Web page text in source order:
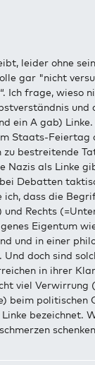
leider ohne
gar "nicht
Ich frage, wieso
ein A gab)
Staats-
zu bestreitende
Nazis als Linke
Debatten
ich, dass die
Rechts
Eigentum
und in einer
doch sind
in ihrer
viel Verwirrung
beim politischen
bezeichnet.